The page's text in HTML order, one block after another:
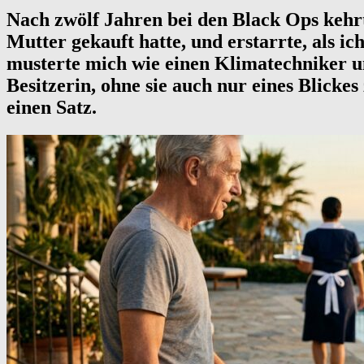
Nach zwölf Jahren bei den Black Ops
Mutter gekauft hatte, und erstarrte, als
musterte mich wie einen Klimatechniker
Besitzerin, ohne sie auch nur eines
einen Satz.